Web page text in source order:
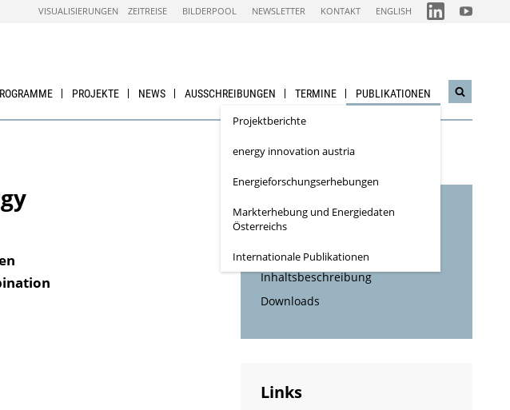
VISUALISIERUNGEN ZEITREISE BILDERPOOL NEWSLETTER KONTAKT ENGLISH FOLGEN
SIE
FOLGEN
SIE
PROJEKTE NEWS AUSSCHREIBUNGEN TERMINE PUBLIKATIONEN
Projektberichte
energy innovation austria
Energieforschungs­erhebungen
Markterhebung und Energiedaten
Österreichs
Internationale Publikationen
Inhaltsverzeichnis
Bibliographische Daten
Inhaltsbeschreibung
Downloads
Links